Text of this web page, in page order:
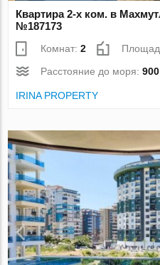
Квартира 2-х ком. в
№187173
Комнат:2
Расстояние до моря:
IRINA PROPERTY